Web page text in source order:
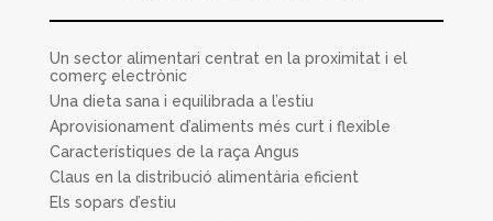
Un sector alimentari centrat en la proximitat i el
comerç electrònic
Una dieta sana i equilibrada a l’estiu
Aprovisionament d’aliments més curt i flexible
Característiques de la raça Angus
Claus en la distribució alimentària eficient
Els sopars d’estiu